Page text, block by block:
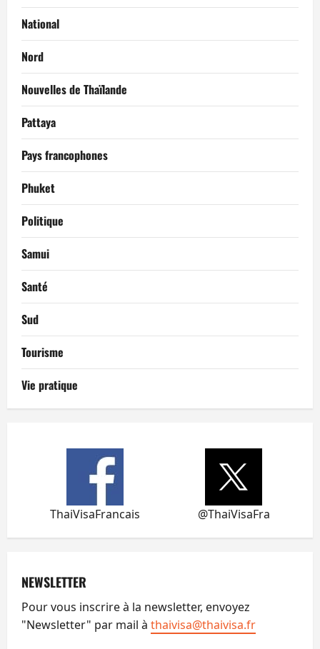
National
Nord
Nouvelles de Thaïlande
Pattaya
Pays francophones
Phuket
Politique
Samui
Santé
Sud
Tourisme
Vie pratique
ThaiVisaFrancais @ThaiVisaFra
NEWSLETTER
Pour vous inscrire à la newsletter, envoyez
"Newsletter" par mail à thaivisa@thaivisa.fr